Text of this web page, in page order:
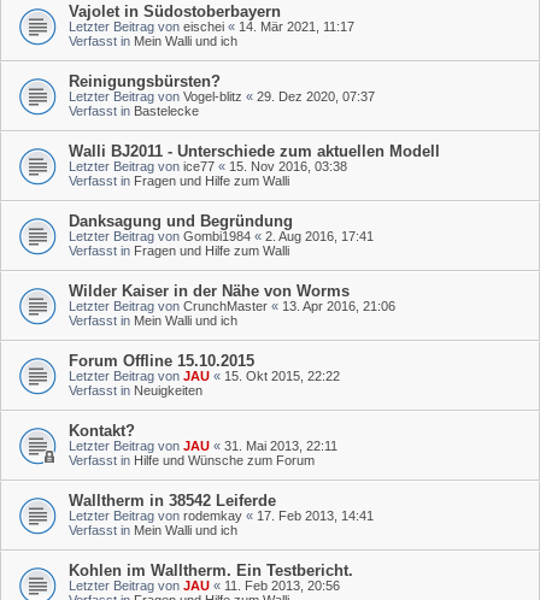
Vajolet in Südostoberbayern
Letzter Beitrag von eischei « 14. Mär 2021, 11:17
Verfasst in Mein Walli und ich
Reinigungsbürsten?
Letzter Beitrag von Vogel-blitz « 29. Dez 2020, 07:37
Verfasst in Bastelecke
Walli BJ2011 - Unterschiede zum aktuellen Modell
Letzter Beitrag von ice77 « 15. Nov 2016, 03:38
Verfasst in Fragen und Hilfe zum Walli
Danksagung und Begründung
Letzter Beitrag von Gombi1984 « 2. Aug 2016, 17:41
Verfasst in Fragen und Hilfe zum Walli
Wilder Kaiser in der Nähe von Worms
Letzter Beitrag von CrunchMaster « 13. Apr 2016, 21:06
Verfasst in Mein Walli und ich
Forum Offline 15.10.2015
Letzter Beitrag von JAU « 15. Okt 2015, 22:22
Verfasst in Neuigkeiten
Kontakt?
Letzter Beitrag von JAU « 31. Mai 2013, 22:11
Verfasst in Hilfe und Wünsche zum Forum
Walltherm in 38542 Leiferde
Letzter Beitrag von rodemkay « 17. Feb 2013, 14:41
Verfasst in Mein Walli und ich
Kohlen im Walltherm. Ein Testbericht.
Letzter Beitrag von JAU « 11. Feb 2013, 20:56